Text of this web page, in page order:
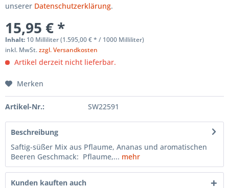
unserer Datenschutzerklärung.
15,95 € *
Inhalt: 10 Milliliter (1.595,00 € * / 1000 Milliliter)
inkl. MwSt.zzgl. Versandkosten
Artikel derzeit nicht lieferbar.
Merken
Artikel-Nr.: SW22591
Beschreibung
Saftig-süßer Mix aus Pflaume, Ananas und aromatischen
Beeren Geschmack: Pflaume,... mehr
Kunden kauften auch